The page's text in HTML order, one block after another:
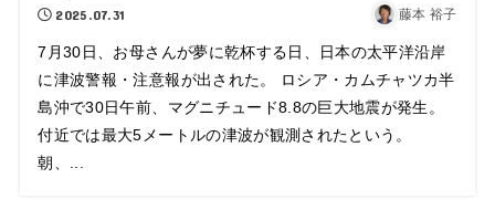
2025.07.31 藤本 裕子
7月30日、お母さんが夢に乾杯する日、日本の太平洋沿岸
に津波警報・注意報が出された。 ロシア・カムチャツカ半
島沖で30日午前、マグニチュード8.8の巨大地震が発生。
付近では最大5メートルの津波が観測されたという。
朝、...